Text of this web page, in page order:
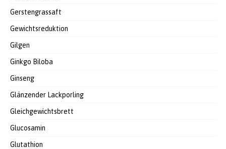
Gerstengrassaft
Gewichtsreduktion
Gilgen
Ginkgo Biloba
Ginseng
Glänzender Lackporling
Gleichgewichtsbrett
Glucosamin
Glutathion